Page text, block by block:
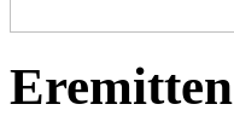
Eremitten